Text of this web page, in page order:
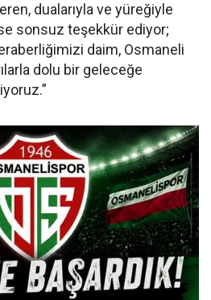
dualarıyla ve yüreğiyle
sonsuz teşekkür ediyor;
daim, Osmaneli
dolu bir geleceğe